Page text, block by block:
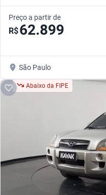
Preço a partir de
R$62.899
São Paulo
Abaixo da FIPE